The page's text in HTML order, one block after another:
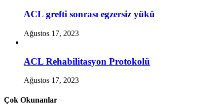
ACL grefti sonrası egzersiz yükü
Ağustos 17, 2023
ACL Rehabilitasyon Protokolü
Ağustos 17, 2023
Çok Okunanlar